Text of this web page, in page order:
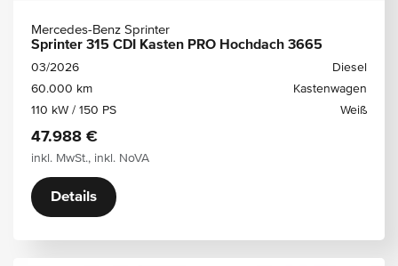
Mercedes-Benz Sprinter
Sprinter 315 CDI Kasten PRO Hochdach 3665
03/2026
Diesel
60.000 km
Kastenwagen
110 kW / 150 PS
Weiß
47.988 €
inkl. MwSt., inkl. NoVA
Details